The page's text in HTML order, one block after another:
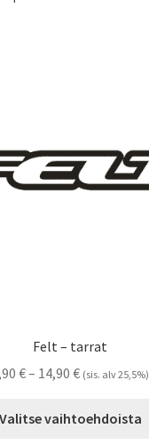
Felt – tarrat
€– 14,90 €Hintaluokka:
-
(sis. alv 25,5%)
Valitse vaihtoehdoista